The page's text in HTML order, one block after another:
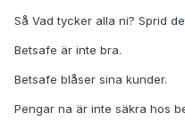
Så Vad tycker alla ni? Sprid
Betsafe är inte bra.
Betsafe blåser sina kunder.
Pengar na är inte säkra hos